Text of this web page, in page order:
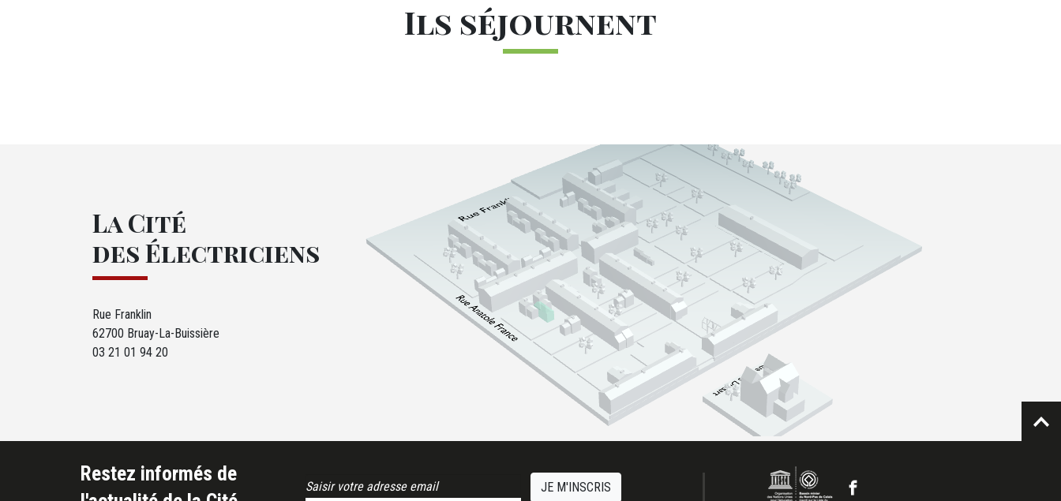
Ils séjournent
La Cité
des Électriciens
Rue Franklin
62700 Bruay-La-Buissière
03 21 01 94 20
Restez informés de
Email Address JE M'INSCRIS